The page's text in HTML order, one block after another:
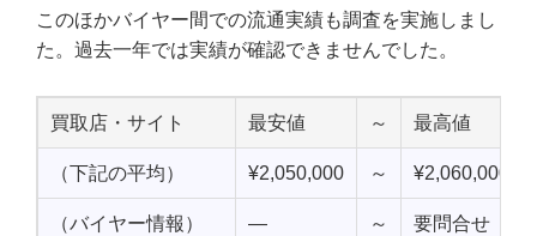
このほかバイヤー間での流通実績も調査を実施しまし
た。過去一年では実績が確認できませんでした。
買取店・サイト 最安値 ～ 最高値
（下記の平均） ¥2,050,000 ～ ¥2,060,000
（バイヤー情報） — ～ 要問合せ